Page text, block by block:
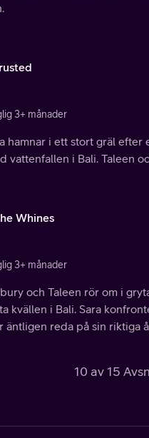
3+ månader
hamnar i ett stort gräl
vattenfallen i Bali. Taleen
Whines
3+ månader
och Taleen rör om i
kvällen i Bali. Sara
äntligen reda på sin riktiga
10 av 15